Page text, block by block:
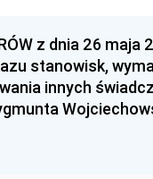
z dnia 26 maja
stanowisk,
innych